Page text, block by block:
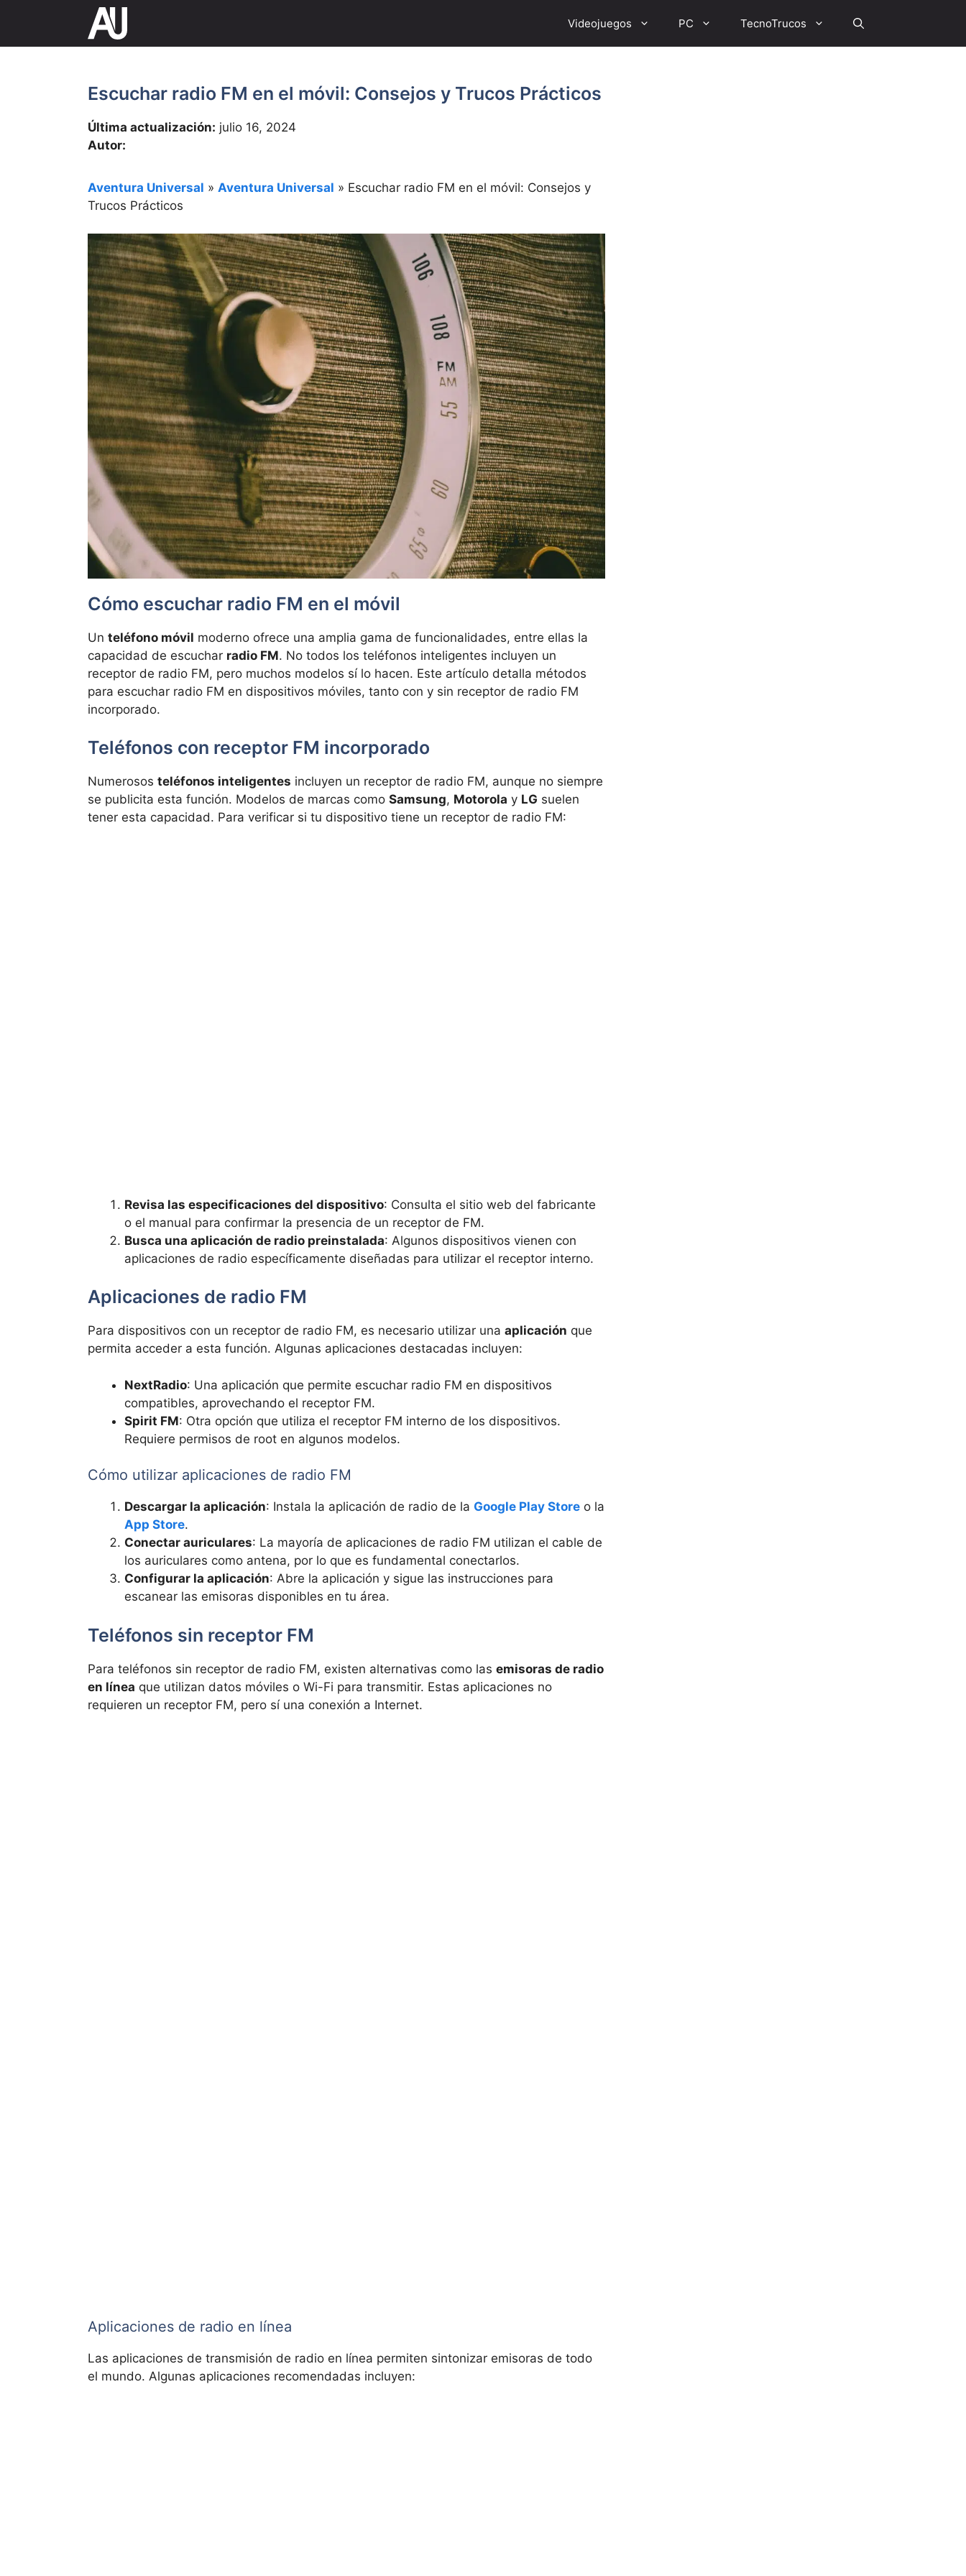
contenido
Videojuegos PC TecnoTrucos
Escuchar radio FM en el móvil: Consejos y Trucos Prácticos
Última actualización: julio 16, 2024
Autor:
Aventura Universal » Aventura Universal » Escuchar radio FM en el móvil: Consejos y
Trucos Prácticos
Cómo escuchar radio FM en el móvil
Un teléfono móvil moderno ofrece una amplia gama de funcionalidades, entre ellas la
capacidad de escuchar radio FM. No todos los teléfonos inteligentes incluyen un
receptor de radio FM, pero muchos modelos sí lo hacen. Este artículo detalla métodos
para escuchar radio FM en dispositivos móviles, tanto con y sin receptor de radio FM
incorporado.
Teléfonos con receptor FM incorporado
Numerosos teléfonos inteligentes incluyen un receptor de radio FM, aunque no siempre
se publicita esta función. Modelos de marcas como Samsung, Motorola y LG suelen
tener esta capacidad. Para verificar si tu dispositivo tiene un receptor de radio FM:
Revisa las especificaciones del dispositivo: Consulta el sitio web del fabricante
o el manual para confirmar la presencia de un receptor de FM.
Busca una aplicación de radio preinstalada: Algunos dispositivos vienen con
aplicaciones de radio específicamente diseñadas para utilizar el receptor interno.
Aplicaciones de radio FM
Para dispositivos con un receptor de radio FM, es necesario utilizar una aplicación que
permita acceder a esta función. Algunas aplicaciones destacadas incluyen:
NextRadio: Una aplicación que permite escuchar radio FM en dispositivos
compatibles, aprovechando el receptor FM.
Spirit FM: Otra opción que utiliza el receptor FM interno de los dispositivos.
Requiere permisos de root en algunos modelos.
Cómo utilizar aplicaciones de radio FM
Descargar la aplicación: Instala la aplicación de radio de la Google Play Store o la
App Store.
Conectar auriculares: La mayoría de aplicaciones de radio FM utilizan el cable de
los auriculares como antena, por lo que es fundamental conectarlos.
Configurar la aplicación: Abre la aplicación y sigue las instrucciones para
escanear las emisoras disponibles en tu área.
Teléfonos sin receptor FM
Para teléfonos sin receptor de radio FM, existen alternativas como las emisoras de radio
en línea que utilizan datos móviles o Wi-Fi para transmitir. Estas aplicaciones no
requieren un receptor FM, pero sí una conexión a Internet.
Aplicaciones de radio en línea
Las aplicaciones de transmisión de radio en línea permiten sintonizar emisoras de todo
el mundo. Algunas aplicaciones recomendadas incluyen: